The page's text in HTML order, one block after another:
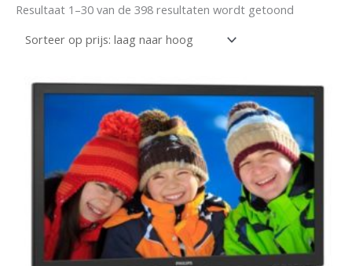
Resultaat 1–30 van de 398 resultaten wordt getoond